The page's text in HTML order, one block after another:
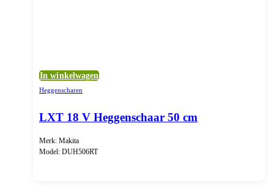
In winkelwagen
Heggenscharen
LXT 18 V Heggenschaar 50 cm
Merk: Makita
Model: DUH506RT